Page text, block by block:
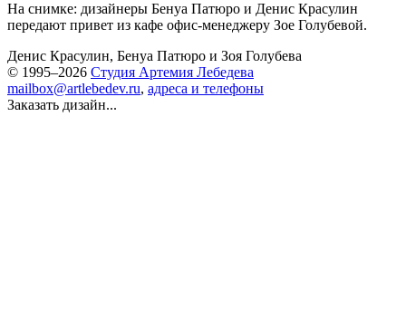
На снимке: дизайнеры Бенуа Патюро и Денис Красулин
передают привет из кафе офис-менеджеру Зое Голубевой.
Денис Красулин, Бенуа Патюро и Зоя Голубева
© 1995–2026 Студия Артемия Лебедева
mailbox@artlebedev.ru, адреса и телефоны
Заказать дизайн...